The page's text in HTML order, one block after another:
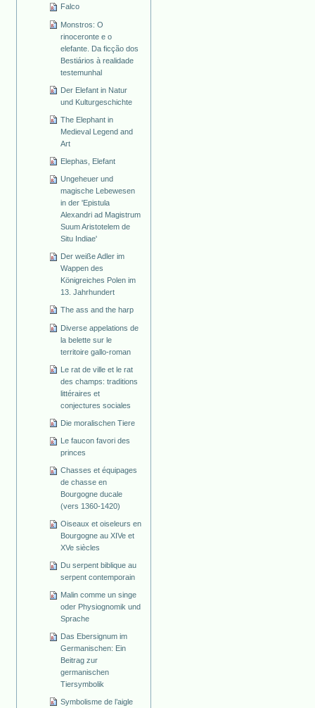
Falco
Monstros: O
rinoceronte e o
elefante. Da ficção dos
Bestiários à realidade
testemunhal
Der Elefant in Natur
und Kulturgeschichte
The Elephant in
Medieval Legend and
Art
Elephas, Elefant
Ungeheuer und
magische Lebewesen
in der 'Epistula
Alexandri ad Magistrum
Suum Aristotelem de
Situ Indiae'
Der weiße Adler im
Wappen des
Königreiches Polen im
13. Jahrhundert
The ass and the harp
Diverse appelations de
la belette sur le
territoire gallo-roman
Le rat de ville et le rat
des champs: traditions
littéraires et
conjectures sociales
Die moralischen Tiere
Le faucon favori des
princes
Chasses et équipages
de chasse en
Bourgogne ducale
(vers 1360-1420)
Oiseaux et oiseleurs en
Bourgogne au XIVe et
XVe siècles
Du serpent biblique au
serpent contemporain
Malin comme un singe
oder Physiognomik und
Sprache
Das Ebersignum im
Germanischen: Ein
Beitrag zur
germanischen
Tiersymbolik
Symbolisme de l’aigle